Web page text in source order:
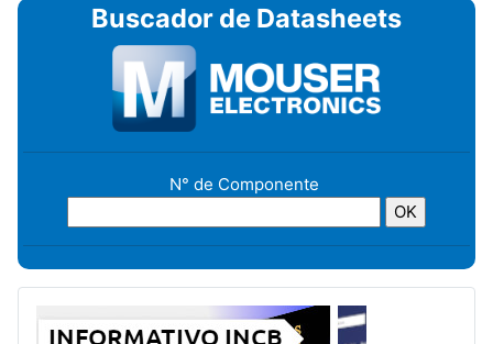
Buscador de Datasheets
N° de Componente